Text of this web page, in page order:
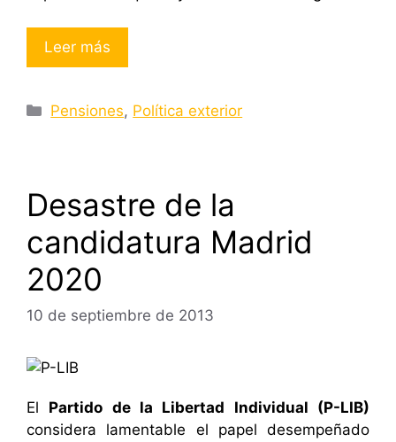
Leer más
Categorías
Pensiones, Política exterior
Desastre de la
candidatura Madrid
2020
10 de septiembre de 2013
El Partido de la Libertad Individual (P-LIB)
considera lamentable el papel desempeñado